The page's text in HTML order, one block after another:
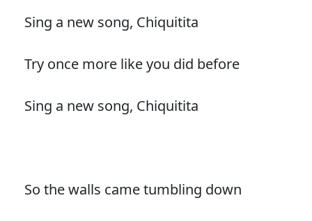
Sing a new song, Chiquitita
Try once more like you did before
Sing a new song, Chiquitita
So the walls came tumbling down